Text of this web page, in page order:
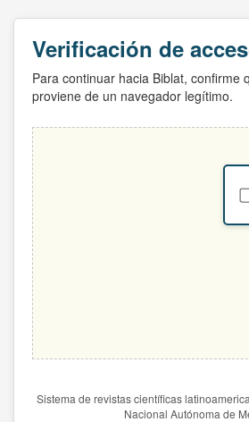
Verificación de
Para continuar hacia Biblat, confirme
proviene de un navegador legítimo.
Sistema de revistas científicas
Nacional Autónoma de